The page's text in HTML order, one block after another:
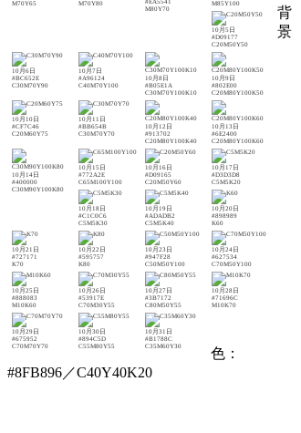
M70Y65
M70Y80
#EA5541
M80Y70
M85Y100
10月5日
#D09177
C20M50Y50
10月6日
#BC652E
C30M70Y90
10月7日
#A96124
C40M70Y100
10月8日
#B05E1A
C30M70Y100K10
10月9日
#802E00
C20M80Y100K50
10月10日
#CF7C46
C20M60Y75
10月11日
#BB654B
C30M70Y70
10月12日
#913702
C20M80Y100K40
10月13日
#6E2400
C20M80Y100K60
10月14日
#400000
C30M90Y100K80
10月15日
#772A2E
C65M100Y100
10月16日
#D09165
C20M50Y60
10月17日
#D3D3D8
C5M5K20
10月18日
#C1C0C6
C5M5K30
10月19日
#ADADB2
C5M5K40
10月20日
#898989
K60
10月21日
#727171
K70
10月22日
#595757
K80
10月23日
#947F28
C50M50Y100
10月24日
#627534
C70M50Y100
10月25日
#888083
M10K60
10月26日
#53917E
C70M30Y55
10月27日
#3B7172
C80M50Y55
10月28日
#71696C
M10K70
10月29日
#675952
C70M70Y70
10月30日
#894C5D
C55M80Y55
10月31日
#B1788C
C35M60Y30
背
景
色：
#8FB896／C40Y40K20